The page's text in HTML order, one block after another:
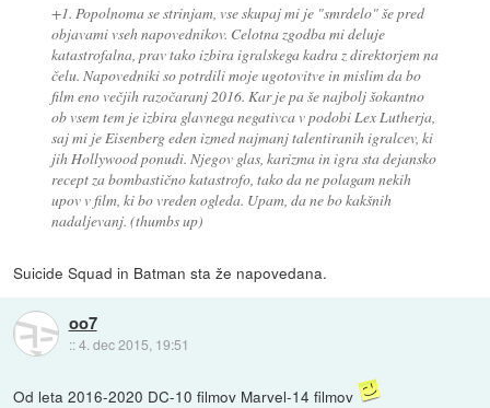
+1. Popolnoma se strinjam, vse skupaj mi je "smrdelo" še pred
objavami vseh napovednikov. Celotna zgodba mi deluje
katastrofalna, prav tako izbira igralskega kadra z direktorjem na
čelu. Napovedniki so potrdili moje ugotovitve in mislim da bo
film eno večjih razočaranj 2016. Kar je pa še najbolj šokantno
ob vsem tem je izbira glavnega negativca v podobi Lex Lutherja,
saj mi je Eisenberg eden izmed najmanj talentiranih igralcev, ki
jih Hollywood ponudi. Njegov glas, karizma in igra sta dejansko
recept za bombastično katastrofo, tako da ne polagam nekih
upov v film, ki bo vreden ogleda. Upam, da ne bo kakšnih
nadaljevanj. (thumbs up)
Suicide Squad in Batman sta že napovedana.
oo7
::4. dec 2015, 19:51
Od leta 2016-2020 DC-10 filmov Marvel-14 filmov